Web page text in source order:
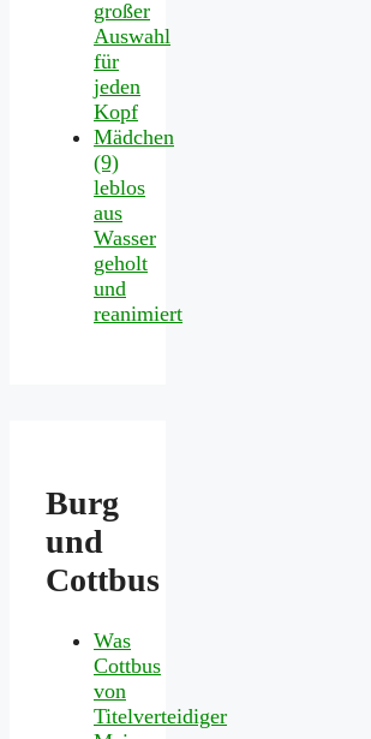
großer
Auswahl
für
jeden
Kopf
Mädchen
(9)
leblos
aus
Wasser
geholt
und
reanimiert
Burg
und
Cottbus
Was
Cottbus
von
Titelverteidiger